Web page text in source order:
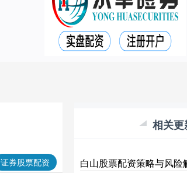
证券股票配资
相关更
白山股票配资策略与风险